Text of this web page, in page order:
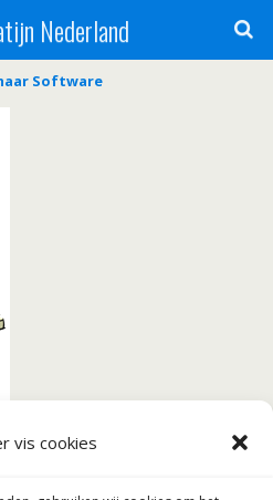
vis cookies
Nederland
Software